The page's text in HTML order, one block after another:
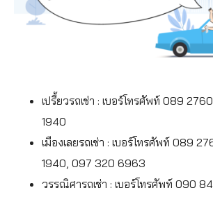
เปรี้ยวรถเช่า : เบอร์โทรศัพท์ 089
1940
เมืองเลยรถเช่า : เบอร์โทรศัพท์ 089
1940, 097 320 6963
วรรณิศารถเช่า : เบอร์โทรศัพท์ 090